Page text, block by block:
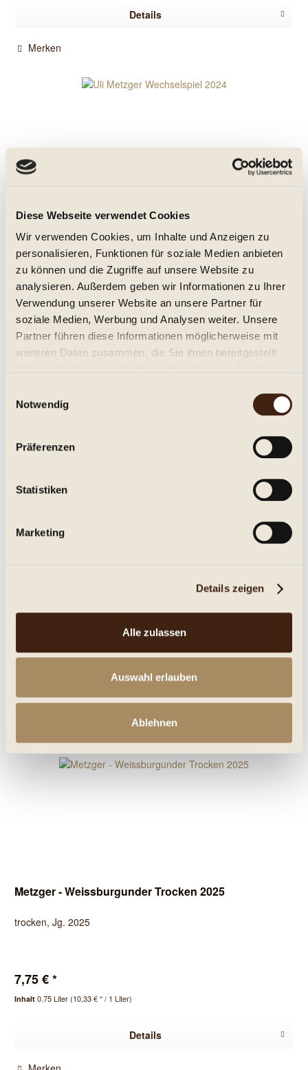
Diese Webseite verwendet Cookies
Wir verwenden Cookies, um Inhalte und Anzeigen zu
personalisieren, Funktionen für soziale Medien anbieten
zu können und die Zugriffe auf unsere Website zu
analysieren. Außerdem geben wir Informationen zu Ihrer
Verwendung unserer Website an unsere Partner für
soziale Medien, Werbung und Analysen weiter. Unsere
Partner führen diese Informationen möglicherweise mit
weiteren Daten zusammen, die Sie ihnen bereitgestellt
Notwendig
Präferenzen
Statistiken
Marketing
Details zeigen
Alle zulassen
Auswahl erlauben
Ablehnen
Details
Merken
Uli Metzger Wechselspiel 2024
mild, Jg. 2024
7,75 € *
Inhalt0.75 Liter(10,33 € * / 1 Liter)
Details
Inhalt0.75 Liter(8,33 € * / 1 Liter)
Details
Metzger - Weissburgunder Trocken 2025
trocken, Jg. 2025
7,75 € *
Inhalt0.75 Liter(10,33 € * / 1 Liter)
Details